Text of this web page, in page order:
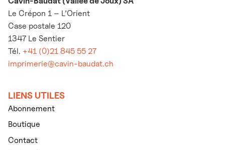
Le Crépon 1 – L’Orient
Case postale 120
1347 Le Sentier
Tél. +41 (0)21 845 55 27
imprimerie@cavin-baudat.ch
LIENS UTILES
Abonnement
Boutique
Contact